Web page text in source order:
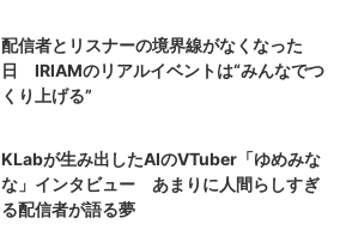
配信者とリスナーの境界線がなくなった
日 IRIAMのリアルイベントは“みんなでつ
くり上げる”
KLabが生み出したAIのVTuber「ゆめみな
な」インタビュー あまりに人間らしすぎ
る配信者が語る夢